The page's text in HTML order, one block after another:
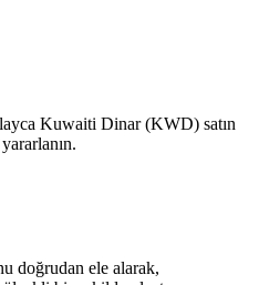
Kuwaiti Dinar (KWD) satın
doğrudan ele alarak,